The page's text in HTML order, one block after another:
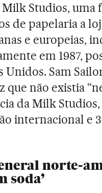
Milk Studios, uma
de papelaria a
e europeias,
em 1987,
Unidos. Sam
que não existia
da Milk
internacional e
norte-
soda’